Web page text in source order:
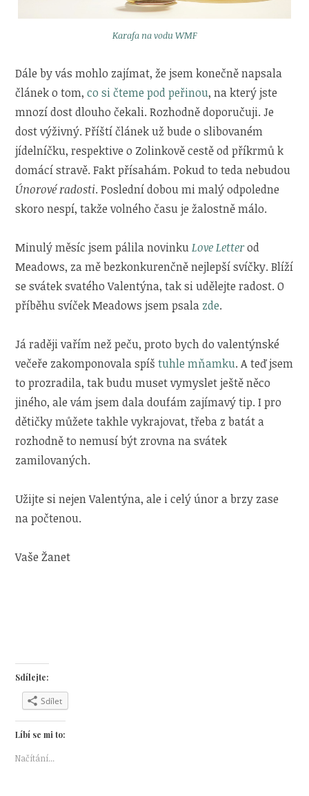
Karafa na vodu WMF
Dále by vás mohlo zajímat, že jsem konečně napsala
článek o tom,co si čteme pod peřinou, na který jste
mnozí dost dlouho čekali. Rozhodně doporučuji. Je
dost výživný. Příští článek už bude o slibovaném
jídelníčku, respektive o Zolinkově cestě od příkrmů k
domácí stravě. Fakt přísahám. Pokud to teda nebudou
Únorové radosti. Poslední dobou mi malý odpoledne
skoro nespí, takže volného času je žalostně málo.
Minulý měsíc jsem pálila novinkuLove Letterod
Meadows, za mě bezkonkurenčně nejlepší svíčky. Blíží
se svátek svatého Valentýna, tak si udělejte radost. O
příběhu svíček Meadows jsem psala zde.
Já raději vařím než peču, proto bych do valentýnské
večeře zakomponovala spíštuhle mňamku. A teď jsem
to prozradila, tak budu muset vymyslet ještě něco
jiného, ale vám jsem dala doufám zajímavý tip. I pro
dětičky můžete takhle vykrajovat, třeba z batát a
rozhodně to nemusí být zrovna na svátek
zamilovaných.
Užijte si nejen Valentýna, ale i celý únor a brzy zase
na počtenou.
Vaše Žanet
Sdílejte:
Sdílet
Líbí se mi to:
Načítání...